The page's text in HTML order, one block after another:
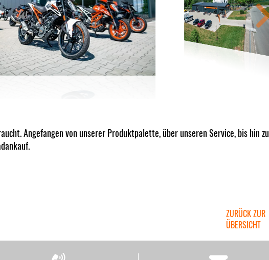
Angefangen von unserer Produktpalette, über unseren Service, bis hin zu
ZURÜCK ZUR
ÜBERSICHT